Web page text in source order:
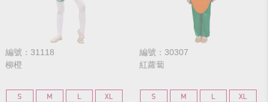
編號：31118
柳橙
S M L
XL
編號：30307
紅蘿蔔
S M L
XL